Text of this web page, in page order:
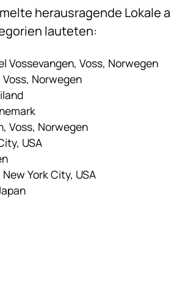
herausragende Lokale
lauteten:
Vossevangen, Voss, Norwegen
Norwegen
Voss, Norwegen
USA
York City, USA